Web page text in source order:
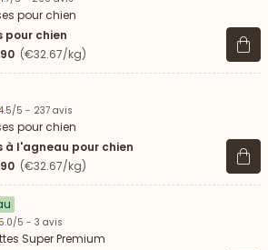
pour chien
pour chien
(€32.67/kg) Voir
5 - 237 avis
pour chien
à l'agneau pour chien
(€32.67/kg) Voir
5.0/5 - 3 avis
Super Premium